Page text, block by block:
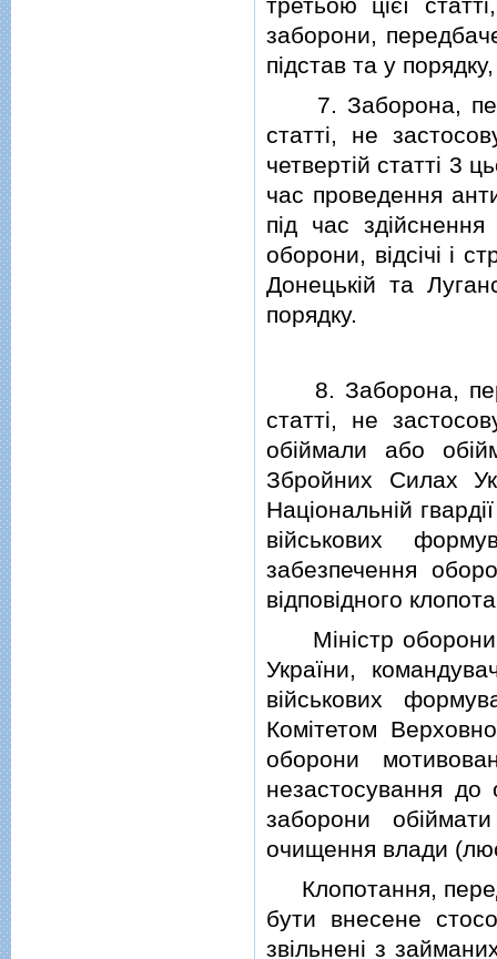
заборони,
пiдстав та у
7. Заборона,
статтi, не
четвертiй статтi 3
час проведення
пiд час здiйснення
оборони, вiдсiчi i
Донецькiй та
порядку.
8. Заборона,
статтi, не
обiймали або
Збройних Силах
Нацiональнiй
вiйськових
забезпечення
вiдповiдного
Мiнiстр оборони
України,
вiйськових
Комiтетом
оборони
незастосування
заборони
очищення влади
Клопотання,
бути внесене
звiльненi з